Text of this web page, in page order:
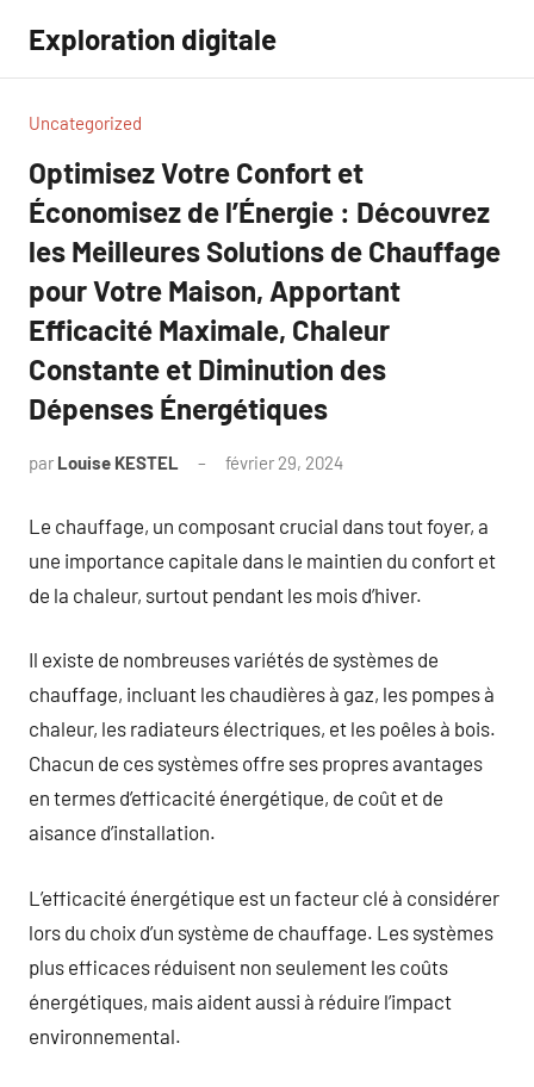
contenu
Exploration digitale
Uncategorized
Optimisez Votre Confort et
Économisez de l’Énergie : Découvrez
les Meilleures Solutions de Chauffage
pour Votre Maison, Apportant
Efficacité Maximale, Chaleur
Constante et Diminution des
Dépenses Énergétiques
par Louise KESTEL février 29, 2024
Le chauffage, un composant crucial dans tout foyer, a
une importance capitale dans le maintien du confort et
de la chaleur, surtout pendant les mois d’hiver.
Il existe de nombreuses variétés de systèmes de
chauffage, incluant les chaudières à gaz, les pompes à
chaleur, les radiateurs électriques, et les poêles à bois.
Chacun de ces systèmes offre ses propres avantages
en termes d’efficacité énergétique, de coût et de
aisance d’installation.
L’efficacité énergétique est un facteur clé à considérer
lors du choix d’un système de chauffage. Les systèmes
plus efficaces réduisent non seulement les coûts
énergétiques, mais aident aussi à réduire l’impact
environnemental.